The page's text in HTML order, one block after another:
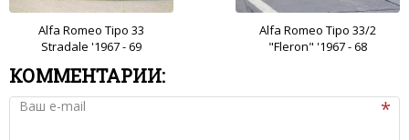
Alfa Romeo Tipo 33
Stradale '1967 - 69
Alfa Romeo Tipo 33/2
"Fleron" '1967 - 68
КОММЕНТАРИИ:
Ваш e-mail